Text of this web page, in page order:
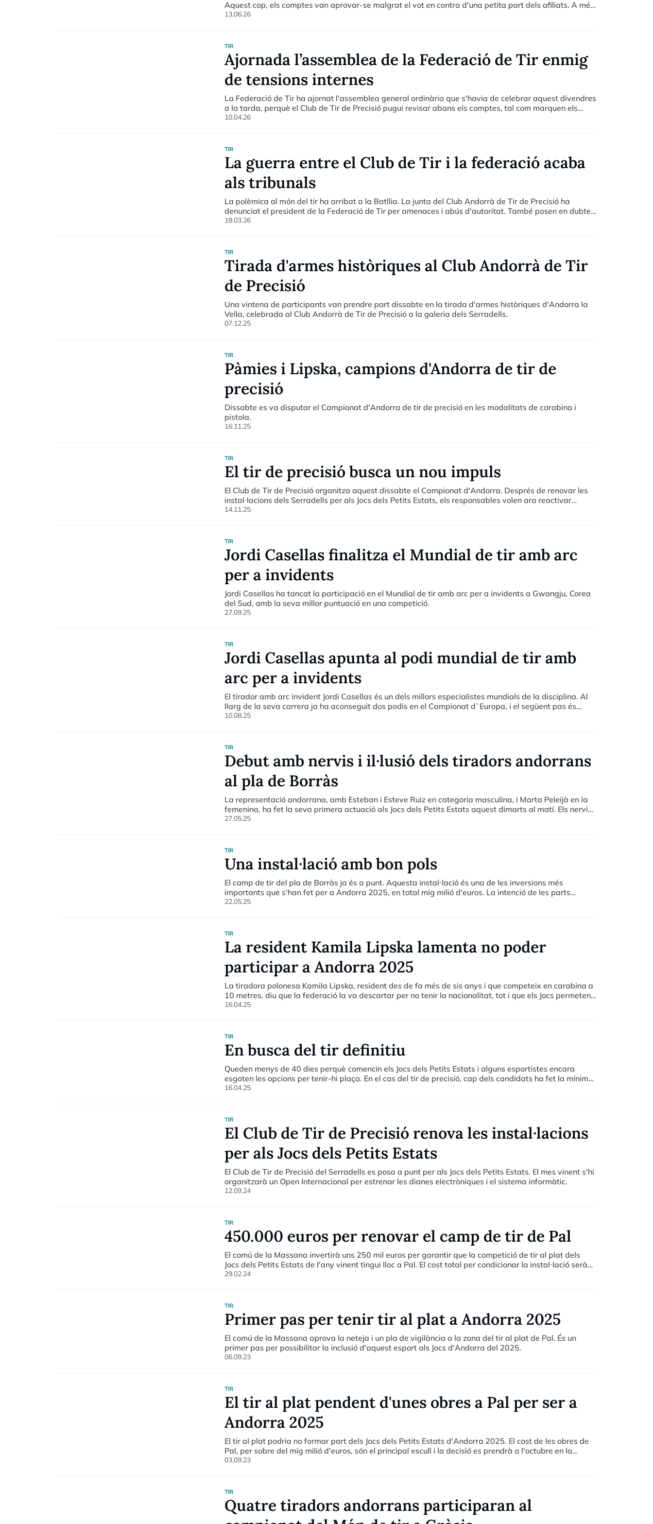
Aquest cop, els comptes van aprovar-se malgrat el vot en contra d'una petita part dels afiliats. A més,
també s'ha reconegut un deute superior als 70.000 euros per liquidar les obres del camp de tir de la
13.06.26
TIR
Ajornada l’assemblea de la Federació de Tir enmig
de tensions internes
La Federació de Tir ha ajornat l'assemblea general ordinària que s'havia de celebrar aquest divendres
a la tarda, perquè el Club de Tir de Precisió pugui revisar abans els comptes, tal com marquen els
estatuts.
10.04.26
TIR
La guerra entre el Club de Tir i la federació acaba
als tribunals
La polèmica al món del tir ha arribat a la Batllia. La junta del Club Andorrà de Tir de Precisió ha
denunciat el president de la Federació de Tir per amenaces i abús d'autoritat. També posen en dubte
algunes despeses que no s'haurien justificat a la darrera assemblea. Marc Otero defensa que sempre
18.03.26
TIR
Tirada d'armes històriques al Club Andorrà de Tir
de Precisió
Una vintena de participants van prendre part dissabte en la tirada d'armes històriques d'Andorra la
Vella, celebrada al Club Andorrà de Tir de Precisió a la galeria dels Serradells.
07.12.25
TIR
Pàmies i Lipska, campions d'Andorra de tir de
precisió
Dissabte es va disputar el Campionat d'Andorra de tir de precisió en les modalitats de carabina i
pistola.
16.11.25
TIR
El tir de precisió busca un nou impuls
El Club de Tir de Precisió organitza aquest dissabte el Campionat d'Andorra. Després de renovar les
instal·lacions dels Serradells per als Jocs dels Petits Estats, els responsables volen ara reactivar
aquesta modalitat.
14.11.25
TIR
Jordi Casellas finalitza el Mundial de tir amb arc
per a invidents
Jordi Casellas ha tancat la participació en el Mundial de tir amb arc per a invidents a Gwangju, Corea
del Sud, amb la seva millor puntuació en una competició.
27.09.25
TIR
Jordi Casellas apunta al podi mundial de tir amb
arc per a invidents
El tirador amb arc invident Jordi Casellas és un dels millors especialistes mundials de la disciplina. Al
llarg de la seva carrera ja ha aconseguit dos podis en el Campionat d`Europa, i el següent pas és
pujar-hi en el mundial.
10.08.25
TIR
Debut amb nervis i il·lusió dels tiradors andorrans
al pla de Borràs
La representació andorrana, amb Esteban i Esteve Ruiz en categoria masculina, i Marta Peleijà en la
femenina, ha fet la seva primera actuació als Jocs dels Petits Estats aquest dimarts al matí. Els nervis
a flor de pell han estat presents no només per als atletes, sinó també per al president de la Federació
27.05.25
TIR
Una instal·lació amb bon pols
El camp de tir del pla de Borràs ja és a punt. Aquesta instal·lació és una de les inversions més
importants que s'han fet per a Andorra 2025, en total mig milió d'euros. La intenció de les parts
implicades és donar-hi un ús més enllà dels Jocs.
22.05.25
TIR
La resident Kamila Lipska lamenta no poder
participar a Andorra 2025
La tiradora polonesa Kamila Lipska, resident des de fa més de sis anys i que competeix en carabina a
10 metres, diu que la federació la va descartar per no tenir la nacionalitat, tot i que els Jocs permeten
participar als no nacionals amb un mínim de tres anys de residència i llicència federativa.
16.04.25
TIR
En busca del tir definitiu
Queden menys de 40 dies perquè comencin els Jocs dels Petits Estats i alguns esportistes encara
esgoten les opcions per tenir-hi plaça. En el cas del tir de precisió, cap dels candidats ha fet la mínima,
però confien que hi hagi representació.
16.04.25
TIR
El Club de Tir de Precisió renova les instal·lacions
per als Jocs dels Petits Estats
El Club de Tir de Precisió del Serradells es posa a punt per als Jocs dels Petits Estats. El mes vinent s'hi
organitzarà un Open Internacional per estrenar les dianes electròniques i el sistema informàtic.
12.09.24
TIR
450.000 euros per renovar el camp de tir de Pal
El comú de la Massana invertirà uns 250 mil euros per garantir que la competició de tir al plat dels
Jocs dels Petits Estats de l'any vinent tingui lloc a Pal. El cost total per condicionar la instal·lació serà
d'uns 450 mil euros, amb aportació de la Fundació dels Jocs.
29.02.24
TIR
Primer pas per tenir tir al plat a Andorra 2025
El comú de la Massana aprova la neteja i un pla de vigilància a la zona del tir al plat de Pal. És un
primer pas per possibilitar la inclusió d'aquest esport als Jocs d'Andorra del 2025.
06.09.23
TIR
El tir al plat pendent d'unes obres a Pal per ser a
Andorra 2025
El tir al plat podria no formar part dels Jocs dels Petits Estats d'Andorra 2025. El cost de les obres de
Pal, per sobre del mig milió d'euros, són el principal escull i la decisió es prendrà a l'octubre en la
reunió dels comitès olímpics.
03.09.23
TIR
Quatre tiradors andorrans participaran al